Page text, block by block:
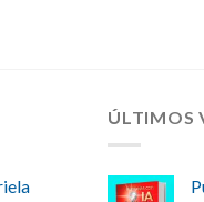
ÚLTIMOS